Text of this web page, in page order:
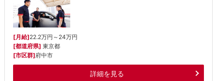
[月給]22.2万円～24万円
[都道府県] 東京都
[市区群]府中市
詳細を見る